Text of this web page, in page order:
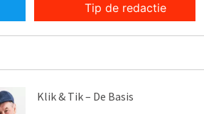
Tip de redactie
Klik & Tik – De Basis